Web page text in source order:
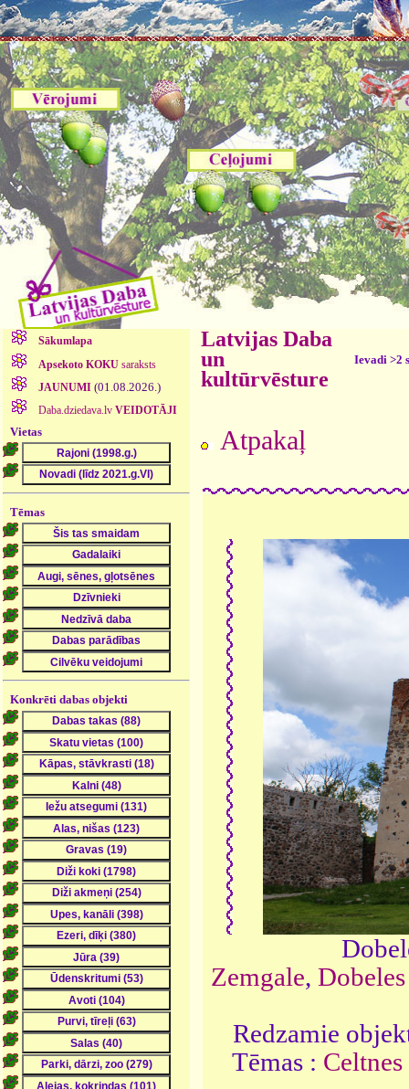
Sākumlapa
Apsekoto KOKUsaraksts
JAUNUMI (01.08.2026.)
Daba.dziedava.lv VEIDOTĀJI
Vietas
Tēmas
Konkrēti dabas objekti
Latvijas Daba
un
kultūrvēsture
Ievadi >2
Atpakaļ
Zemgale,
Redzamie
Tēmas :